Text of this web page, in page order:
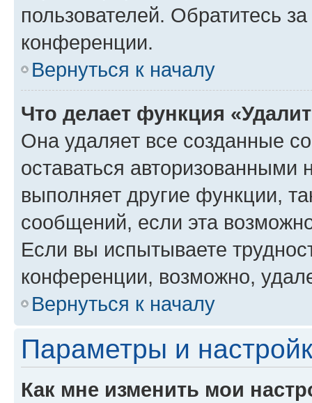
пользователей. Обратитесь
конференции.
Вернуться к началу
Что делает функция
Она удаляет все созданные
оставаться авторизованными
выполняет другие функции,
сообщений, если эта
Если вы испытываете
конференции, возможно,
Вернуться к началу
Параметры и
Как мне изменить мои